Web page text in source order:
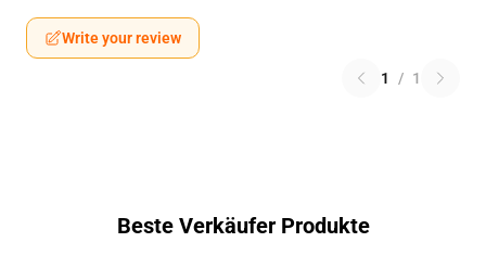
Write your review
1 / 1
Beste Verkäufer Produkte